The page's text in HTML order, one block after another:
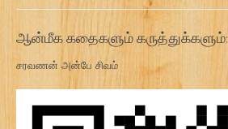
ஆன்மீக கதைகளும் கருத்துக்களும்:
சரவணன் அன்பே சிவம்